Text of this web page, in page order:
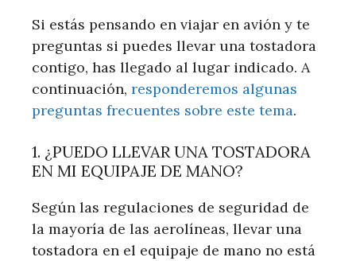
Si estás pensando en viajar en avión y te
preguntas si puedes llevar una tostadora
contigo, has llegado al lugar indicado. A
continuación, responderemos algunas
preguntas frecuentes sobre este tema.
1. ¿PUEDO LLEVAR UNA TOSTADORA
EN MI EQUIPAJE DE MANO?
Según las regulaciones de seguridad de
la mayoría de las aerolíneas, llevar una
tostadora en el equipaje de mano no está